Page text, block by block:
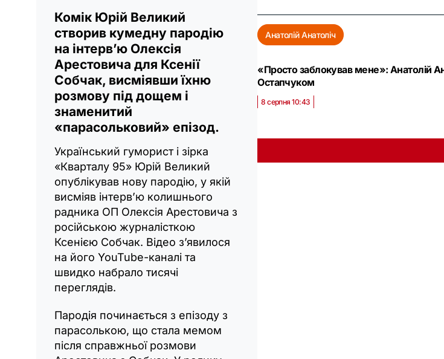
Комік Юрій Великий
створив кумедну пародію
на інтерв’ю Олексія
Арестовича для Ксенії
Собчак, висміявши їхню
розмову під дощем і
знаменитий
«парасольковий» епізод.
Український гуморист і зірка
«Кварталу 95» Юрій Великий
опублікував нову пародію, у якій
висміяв інтерв’ю колишнього
радника ОП Олексія Арестовича з
російською журналісткою
Ксенією Собчак. Відео з’явилося
на його YouTube-каналі та
швидко набрало тисячі
переглядів.
Пародія починається з епізоду з
парасолькою, що стала мемом
після справжньої розмови
Анатолій Анатоліч
«Просто заблокував мене»: Анатолій
Остапчуком
8 серпня 10:43